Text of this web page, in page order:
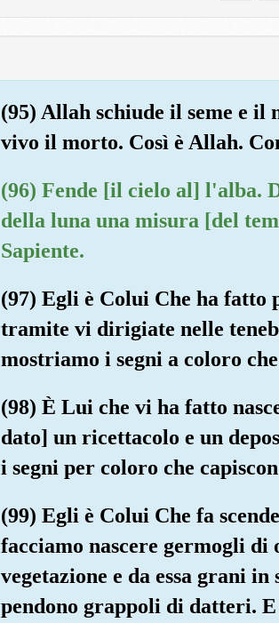
(95) Allah schiude il seme e
vivo il morto. Così è Allah.
(96) Fende [il cielo al] l'alba.
della luna una misura [del
Sapiente.
(97) Egli è Colui Che ha fatto
tramite vi dirigiate nelle
mostriamo i segni a coloro
(98) È Lui che vi ha fatto
dato] un ricettacolo e un
i segni per coloro che
(99) Egli è Colui Che fa
facciamo nascere germogli di
vegetazione e da essa grani
pendono grappoli di datteri.